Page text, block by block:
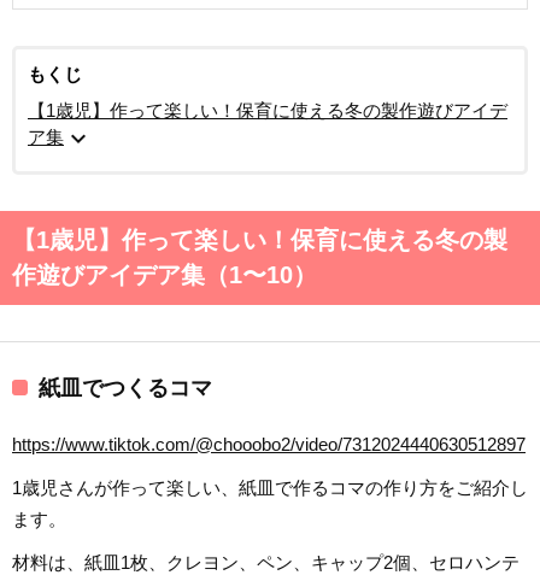
もくじ
【1歳児】作って楽しい！保育に使える冬の製作遊びアイデ
ア集 expand_more
【1歳児】作って楽しい！保育に使える冬の製
作遊びアイデア集（1〜10）
紙皿でつくるコマ
https://www.tiktok.com/@chooobo2/video/7312024440630512897
1歳児さんが作って楽しい、紙皿で作るコマの作り方をご紹介し
ます。
材料は、紙皿1枚、クレヨン、ペン、キャップ2個、セロハンテ